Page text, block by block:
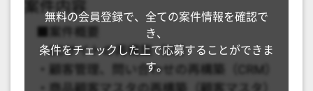
無料の会員登録で、全ての案件情報を確認で
き、
条件をチェックした上で応募することができま
す。